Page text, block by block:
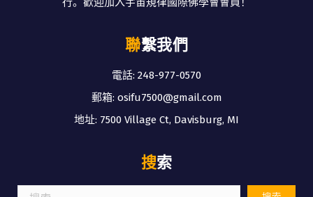
聯繫我們
電話: 248-977-0570
郵箱: osifu7500@gmail.com
地址: 7500 Village Ct, Davisburg, MI
搜索